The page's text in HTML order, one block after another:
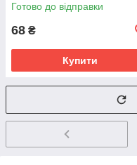
Готово до відправки
68 ₴
Купити